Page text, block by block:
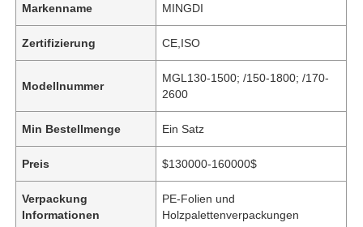
Markenname MINGDI
Zertifizierung CE,ISO
Modellnummer
MGL130-1500; /150-1800; /170-
2600
Min Bestellmenge Ein Satz
Preis $130000-160000$
Verpackung
Informationen
PE-Folien und
Holzpalettenverpackungen